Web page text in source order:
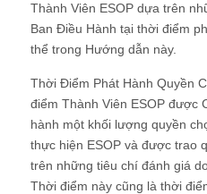
Thành Viên ESOP dựa trên
Ban Điều Hành tại thời điểm
thể trong Hướng dẫn này.
Thời Điểm Phát Hành Quyền
điểm Thành Viên ESOP được
hành một khối lượng quyền
thực hiện ESOP và được trao
trên những tiêu chí đánh giá
Thời điểm này cũng là thời